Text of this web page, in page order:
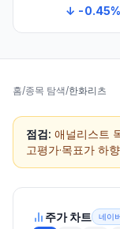
↓ -0.45%
홈/종목 탐색/한화리츠
점검: 애널리스트
고평가·목표가 하
주가 차트 네이